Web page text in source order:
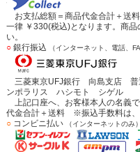
お支払総額＝商品代金合計＋送
一律 ￥330(税込)となります。商
い。
○銀行振込 （インターネット、電話、
三菱東京UFJ銀行 向島支店 普
ンポラリス ハシモト シゲル
上記口座へ、お客様本人の名義
代金合計＋送料 ※振込手数料は、
○コンビニ払い （インターネットのみ）